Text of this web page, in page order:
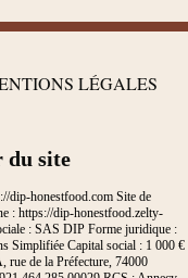
LÉGALES
du site
dip-honestfood.com Site de
: https://dip-honestfood.zelty-
: SAS DIP Forme juridique :
Simplifiée Capital social : 1 000 €
rue de la Préfecture, 74000